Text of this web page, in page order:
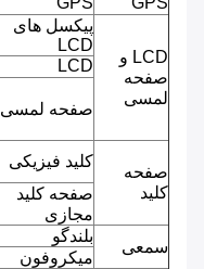
LCD و
صفحه
لمسی
پیکسل های
LCD
LCD
صفحه لمسی
صفحه
کلید
کلید فیزیکی
صفحه کلید
مجازی
سمعی
بلندگو
میکروفون